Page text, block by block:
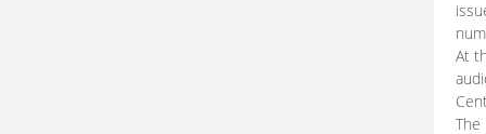
At
The